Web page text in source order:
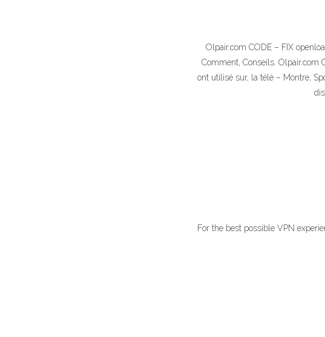
Olpair.com CODE – FIX
Comment, Conseils. Olpair.com
ont utilisé sur, la télé – Montre,
For the best possible VPN